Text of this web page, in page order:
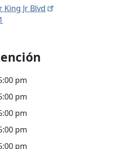
Jr Blvd
pm
pm
pm
pm
pm